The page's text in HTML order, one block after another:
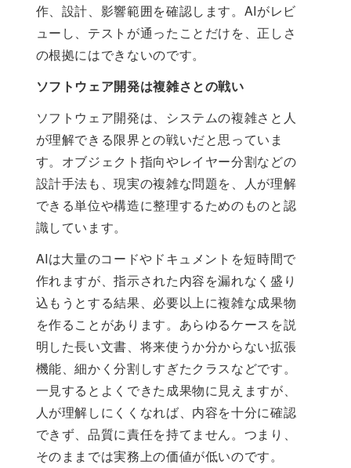
作、設計、影響範囲を確認します。AIがレビ
ューし、テストが通ったことだけを、正しさ
の根拠にはできないのです。
ソフトウェア開発は複雑さとの戦い
ソフトウェア開発は、システムの複雑さと人
が理解できる限界との戦いだと思っていま
す。オブジェクト指向やレイヤー分割などの
設計手法も、現実の複雑な問題を、人が理解
できる単位や構造に整理するためのものと認
識しています。
AIは大量のコードやドキュメントを短時間で
作れますが、指示された内容を漏れなく盛り
込もうとする結果、必要以上に複雑な成果物
を作ることがあります。あらゆるケースを説
明した長い文書、将来使うか分からない拡張
機能、細かく分割しすぎたクラスなどです。
一見するとよくできた成果物に見えますが、
人が理解しにくくなれば、内容を十分に確認
できず、品質に責任を持てません。つまり、
そのままでは実務上の価値が低いのです。